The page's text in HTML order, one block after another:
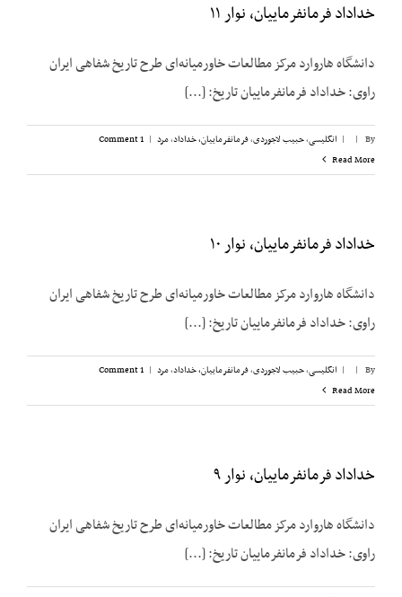
خداداد فرمانفرماییان، نوار ۱۱
دانشگاه هاروارد مرکز مطالعات خاورمیانه‌ای طرح تاریخ شفاهی ایران
راوی: خداداد فرمانفرماییان تاریخ: [...]
By
|
| انگلیسی,حبیب لاجوردی,فرمانفرماییان، خداداد,مرد |
1 Comment
Read More
خداداد فرمانفرماییان، نوار ۱۰
دانشگاه هاروارد مرکز مطالعات خاورمیانه‌ای طرح تاریخ شفاهی ایران
راوی: خداداد فرمانفرماییان تاریخ: [...]
By
|
| انگلیسی,حبیب لاجوردی,فرمانفرماییان، خداداد,مرد |
1 Comment
Read More
خداداد فرمانفرماییان، نوار ۹
دانشگاه هاروارد مرکز مطالعات خاورمیانه‌ای طرح تاریخ شفاهی ایران
راوی: خداداد فرمانفرماییان تاریخ: [...]